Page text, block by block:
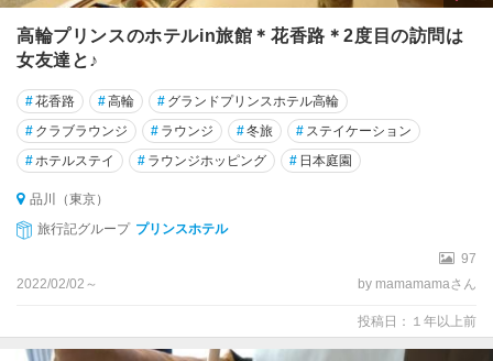
高輪プリンスのホテルin旅館＊花香路＊2度目の訪問は
女友達と♪
#花香路 #高輪 # グランドプリンスホテル高輪
# クラブラウンジ # ラウンジ #冬旅 # ステイケーション
#ホテルステイ # ラウンジホッピング # 日本庭園
品川（東京）
旅行記グループ プリンスホテル
97
2022/02/02～
by mamamamaさん
投稿日：１年以上前